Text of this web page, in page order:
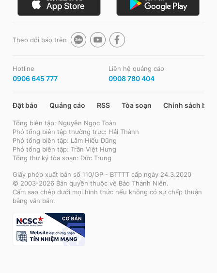
Theo dõi báo trên
Hotline
0906 645 777
Liên hệ quảng cáo
0908 780 404
Đặt báo Quảng cáo RSS Tòa soạn Chính sách bảo
Tổng biên tập: Nguyễn Ngọc Toàn
Phó tổng biên tập thường trực: Hải Thành
Phó tổng biên tập: Lâm Hiếu Dũng
Phó tổng biên tập: Trần Việt Hưng
Tổng thư ký tòa soạn: Đức Trung
Giấy phép xuất bản số 110/GP - BTTTT cấp ngày 24.3.2020
© 2003-2026 Bản quyền thuộc về Báo Thanh Niên.
Cấm sao chép dưới mọi hình thức nếu không có sự chấp thuận
bằng văn bản.